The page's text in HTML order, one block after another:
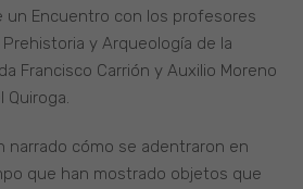
un Encuentro con los profesores
y Arqueología de la
Francisco Carrión y Auxilio Moreno
Quiroga.
narrado cómo se adentraron en
que han mostrado objetos que